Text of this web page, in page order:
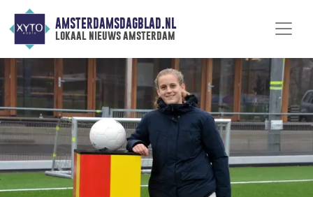
AMSTERDAMSDAGBLAD.NL
lokaal nieuws amsterdam